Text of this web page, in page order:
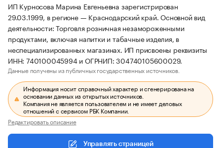
ИП Курносова Марина Евгеньевна зарегистрирован
29.03.1999, в регионе — Краснодарский край. Основной вид
деятельности: Торговля розничная незамороженными
продуктами, включая напитки и табачные изделия, в
неспециализированных магазинах. ИП присвоены реквизиты
ИНН: 740100045994 и ОГРНИП: 304740105600029.
Данные получены из публичных государственных источников.
Информация носит справочный характер и сгенерирована на
основании данных из открытых источников.
Компания не является пользователем и не имеет деловых
отношений с сервисом РБК Компании.
Редактировать описание
Управлять страницей